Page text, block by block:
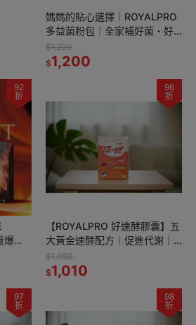
媽媽的貼心選擇｜ROYALPRO
多益菌粉包｜全家補好菌・好
入口不怕抗拒👩‍👧‍👦
$1,220
$1,200
92
折
爆
96
折
【ROYALPRO 好速酵膠囊】五
大黃金速酵配方｜促進代謝｜
國際專利成分｜體態管理好幫
手
$1,050
$1,010
97
折
98
折